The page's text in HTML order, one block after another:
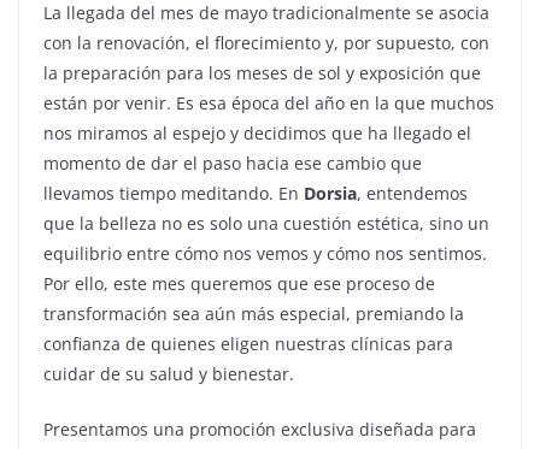
La llegada del mes de mayo tradicionalmente se asocia
con la renovación, el florecimiento y, por supuesto, con
la preparación para los meses de sol y exposición que
están por venir. Es esa época del año en la que muchos
nos miramos al espejo y decidimos que ha llegado el
momento de dar el paso hacia ese cambio que
llevamos tiempo meditando. En Dorsia, entendemos
que la belleza no es solo una cuestión estética, sino un
equilibrio entre cómo nos vemos y cómo nos sentimos.
Por ello, este mes queremos que ese proceso de
transformación sea aún más especial, premiando la
confianza de quienes eligen nuestras clínicas para
cuidar de su salud y bienestar.
Presentamos una promoción exclusiva diseñada para